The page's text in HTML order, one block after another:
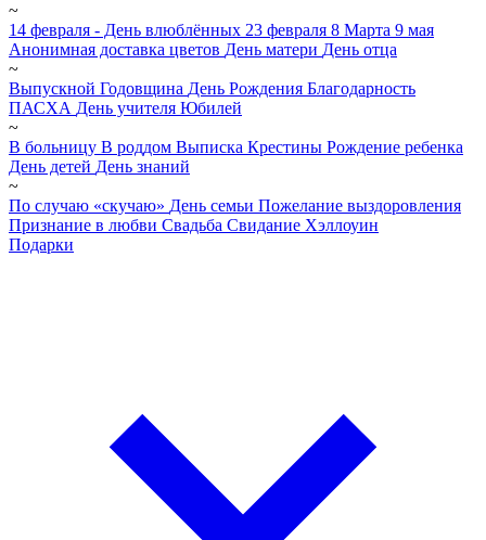
~
14 февраля - День влюблённых 23 февраля 8 Марта 9 мая
Анонимная доставка цветов День матери День отца
~
Выпускной Годовщина День Рождения Благодарность
ПАСХА День учителя Юбилей
~
В больницу В роддом Выписка Крестины Рождение ребенка
День детей День знаний
~
По случаю «скучаю» День семьи Пожелание выздоровления
Признание в любви Свадьба Свидание Хэллоуин
Подарки